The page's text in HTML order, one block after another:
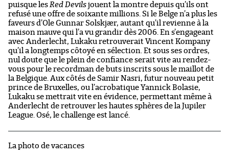
puisque les Red Devils jouent la montre depuis qu’ils ont
refusé une offre de soixante millions. Si le Belge n’a plus les
faveurs d’Ole Gunnar Solskjær, autant qu’il revienne à la
maison mauve qui l’a vu grandir dès 2006. En s’engageant
avec Anderlecht, Lukaku retrouverait Vincent Kompany
qu’il a longtemps côtoyé en sélection. Et sous ses ordres,
nul doute que le plein de confiance serait vite au rendez-
vous pour le recordman de buts inscrits sous le maillot de
la Belgique. Aux côtés de Samir Nasri, futur nouveau petit
prince de Bruxelles, ou l’acrobatique Yannick Bolasie,
Lukaku se mettrait vite en évidence, permettant même à
Anderlecht de retrouver les hautes sphères de la Jupiler
League. Osé, le challenge est lancé.
La photo de vacances